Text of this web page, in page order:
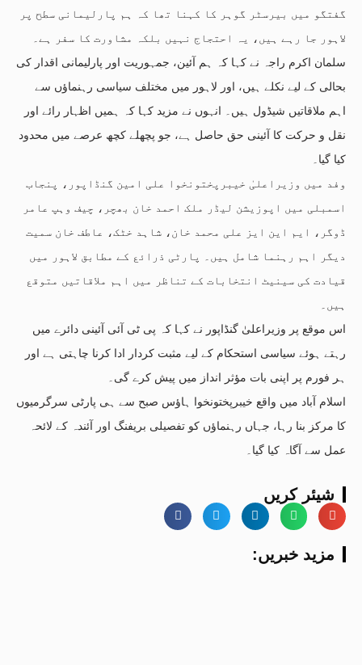
گفتگو میں بیرسٹر گوہر کا کہنا تھا کہ ہم پارلیمانی سطح پر
لاہور جا رہے ہیں، یہ احتجاج نہیں بلکہ مشاورت کا سفر ہے۔
سلمان اکرم راجہ نے کہا کہ ہم آئین، جمہوریت اور پارلیمانی اقدار کی
بحالی کے لیے نکلے ہیں، اور لاہور میں مختلف سیاسی رہنماؤں سے
اہم ملاقاتیں شیڈول ہیں۔ انہوں نے مزید کہا کہ ہمیں اظہار رائے اور
نقل و حرکت کا آئینی حق حاصل ہے، جو پچھلے کچھ عرصے میں محدود
کیا گیا۔
وفد میں وزیراعلیٰ خیبرپختونخوا علی امین گنڈاپور، پنجاب
اسمبلی میں اپوزیشن لیڈر ملک احمد خان بھچر، چیف وہپ عامر
ڈوگر، ایم این ایز علی محمد خان، شاہد خٹک، عاطف خان سمیت
دیگر اہم رہنما شامل ہیں۔ پارٹی ذرائع کے مطابق لاہور میں
قیادت کی سینیٹ انتخابات کے تناظر میں اہم ملاقاتیں متوقع
ہیں۔
اس موقع پر وزیراعلیٰ گنڈاپور نے کہا کہ پی ٹی آئی آئینی دائرے میں
رہتے ہوئے سیاسی استحکام کے لیے مثبت کردار ادا کرنا چاہتی ہے اور
ہر فورم پر اپنی بات مؤثر انداز میں پیش کرے گی۔
اسلام آباد میں واقع خیبرپختونخوا ہاؤس صبح سے ہی پارٹی سرگرمیوں
کا مرکز بنا رہا، جہاں رہنماؤں کو تفصیلی بریفنگ اور آئندہ کے لائحہ
عمل سے آگاہ کیا گیا۔
شیئر کریں
:مزید خبریں